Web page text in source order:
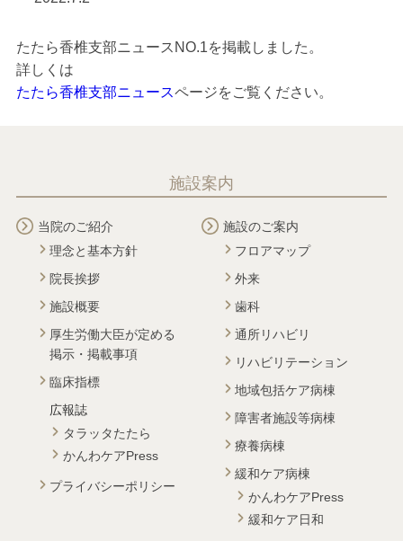
たたら香椎支部ニュースNO.1を掲載しました。
詳しくは
たたら香椎支部ニュースページをご覧ください。
施設案内
当院のご紹介
理念と基本方針
院長挨拶
施設概要
厚生労働大臣が定める
掲示・掲載事項
臨床指標
広報誌
タラッタたたら
かんわケアPress
プライバシーポリシー
施設のご案内
フロアマップ
外来
歯科
通所リハビリ
リハビリテーション
地域包括ケア病棟
障害者施設等病棟
療養病棟
緩和ケア病棟
かんわケアPress
緩和ケア日和